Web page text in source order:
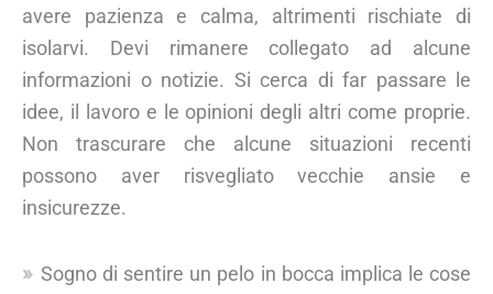
avere pazienza e calma, altrimenti rischiate di
isolarvi. Devi rimanere collegato ad alcune
informazioni o notizie. Si cerca di far passare le
idee, il lavoro e le opinioni degli altri come proprie.
Non trascurare che alcune situazioni recenti
possono aver risvegliato vecchie ansie e
insicurezze.
Sogno di sentire un pelo in bocca implica le cose